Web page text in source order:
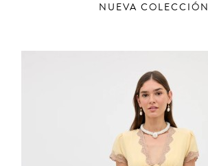
NUEVA COLECCIÓN